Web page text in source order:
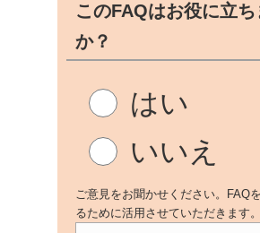
このFAQはお役に立ち
か？
はい
いいえ
ご意見をお聞かせください。FAQ
るために活用させていただきます。